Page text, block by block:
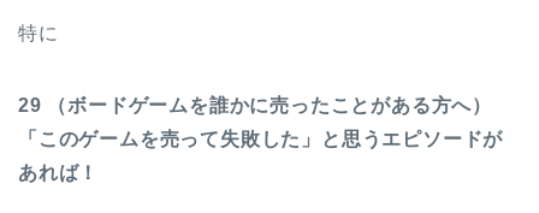
特に
29 （ボードゲームを誰かに売ったことがある方へ）
「このゲームを売って失敗した」と思うエピソードが
あれば！